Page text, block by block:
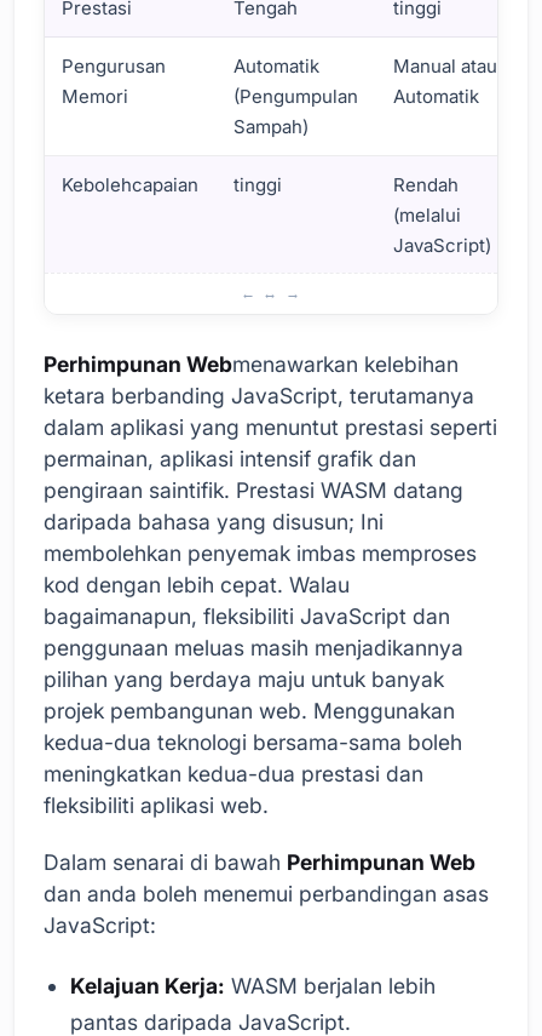
Prestasi Tengah tinggi
Pengurusan
Memori
Automatik
(Pengumpulan
Sampah)
Manual atau
Automatik
Kebolehcapaian tinggi
Rendah
(melalui
JavaScript)
Perhimpunan Webmenawarkan kelebihan
ketara berbanding JavaScript, terutamanya
dalam aplikasi yang menuntut prestasi seperti
permainan, aplikasi intensif grafik dan
pengiraan saintifik. Prestasi WASM datang
daripada bahasa yang disusun; Ini
membolehkan penyemak imbas memproses
kod dengan lebih cepat. Walau
bagaimanapun, fleksibiliti JavaScript dan
penggunaan meluas masih menjadikannya
pilihan yang berdaya maju untuk banyak
projek pembangunan web. Menggunakan
kedua-dua teknologi bersama-sama boleh
meningkatkan kedua-dua prestasi dan
fleksibiliti aplikasi web.
Dalam senarai di bawah Perhimpunan Web
dan anda boleh menemui perbandingan asas
JavaScript:
Kelajuan Kerja: WASM berjalan lebih
pantas daripada JavaScript.